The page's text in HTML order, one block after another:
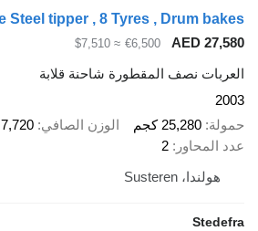
AED 27,580
€6,500
≈ $7,510
العربات نصف المقطورة شاحنة قلابة
2003
حمولة 25,280 كجم الوزن الصافي 7,720 كجم
عدد المحاور
2
هولندا، Susteren
Stedefra